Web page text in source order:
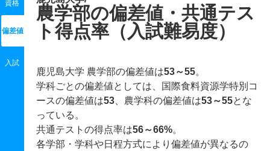
資格
偏差値
入試
農学部の偏差値・共通テス
ト得点率（入試難易度）
鹿児島大学 農学部の偏差値は53～55。
学科ごとの偏差値としては、国際食料資源学特別コ
ースの偏差値は53 、農学科の偏差値は53～55とな
っている。
共通テストの得点率は56～66%。
各学部・学科や日程方式により偏差値が異なるの